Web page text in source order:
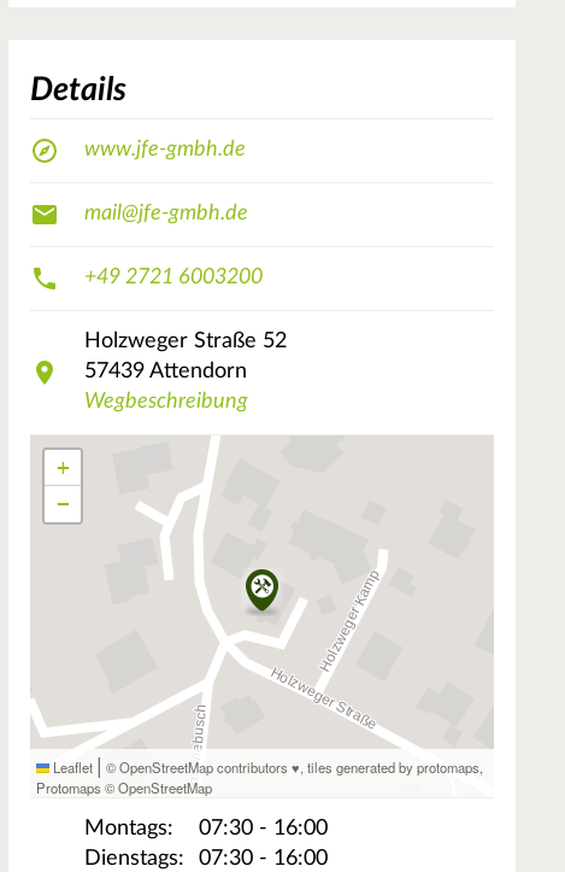
Details
www.jfe-gmbh.de
mail@jfe-gmbh.de
+49 2721 6003200
Holzweger Straße 52
57439 Attendorn
Wegbeschreibung
+
−
Leaflet | © OpenStreetMap contributors ♥,tiles generated by protomaps,
Protomaps ©OpenStreetMap
Montags:
07:30 - 16:00
Dienstags:
07:30 - 16:00